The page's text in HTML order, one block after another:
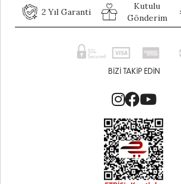
2 Yıl Garanti
Kutulu
Gönderim
BIZI TAKIP EDIN